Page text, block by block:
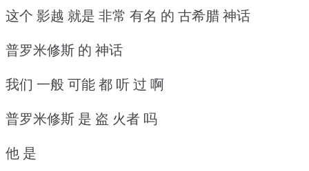
这个 影越 就是 非常 有名 的 古希腊 神话
普罗米修斯 的 神话
我们 一般 可能 都 听 过 啊
普罗米修斯 是 盗 火者 吗
他 是